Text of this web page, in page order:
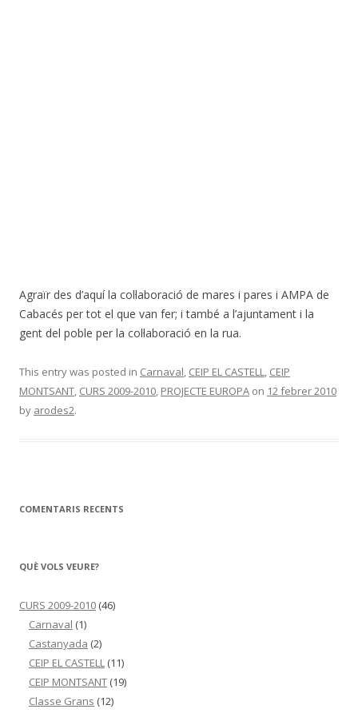
Agraïr des d’aquí la col·laboració de mares i pares i AMPA de
Cabacés per tot el que van fer; i també a l’ajuntament i la
gent del poble per la col·laboració en la rua.
This entry was posted in Carnaval, CEIP EL CASTELL, CEIP
MONTSANT, CURS 2009-2010, PROJECTE EUROPA on 12 febrer 2010
by arodes2.
COMENTARIS RECENTS
QUÈ VOLS VEURE?
CURS 2009-2010 (46)
Carnaval (1)
Castanyada (2)
CEIP EL CASTELL (11)
CEIP MONTSANT (19)
Classe Grans (12)